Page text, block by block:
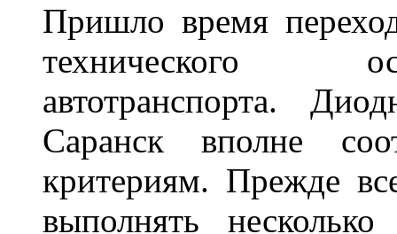
Пришло время
технического
автотранспорта.
Саранск вполне
критериям. Прежде
выполнять